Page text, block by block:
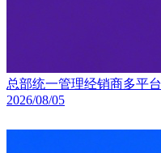
总部统一管理经销商多平
2026/08/05